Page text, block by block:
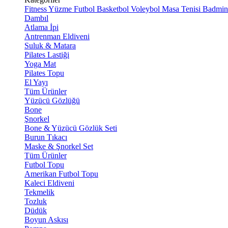
FitnessYüzme Futbol Basketbol Voleybol Masa Tenisi
Dambıl
Atlama İpi
Antrenman Eldiveni
Suluk & Matara
Pilates Lastiği
Yoga Mat
Pilates Topu
El Yayı
Tüm Ürünler
Yüzücü Gözlüğü
Bone
Şnorkel
Bone & Yüzücü Gözlük Seti
Burun Tıkacı
Maske & Şnorkel Set
Tüm Ürünler
Futbol Topu
Amerikan Futbol Topu
Kaleci Eldiveni
Tekmelik
Tozluk
Düdük
Boyun Askısı